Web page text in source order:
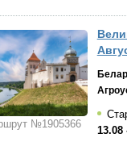
№1905366
13.08